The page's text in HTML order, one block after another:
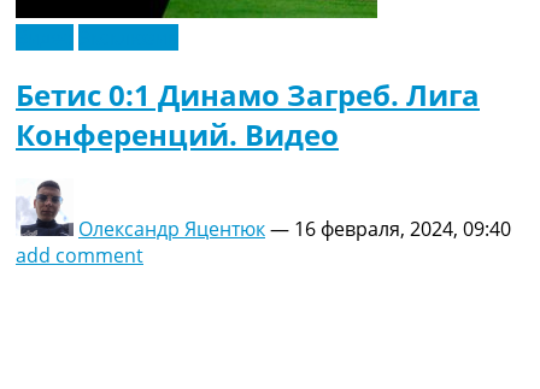
Бетис 0:1 Динамо Загреб. Лига
Конференций. Видео
Олександр Яцентюк— 16 февраля, 2024, 09:40
add comment